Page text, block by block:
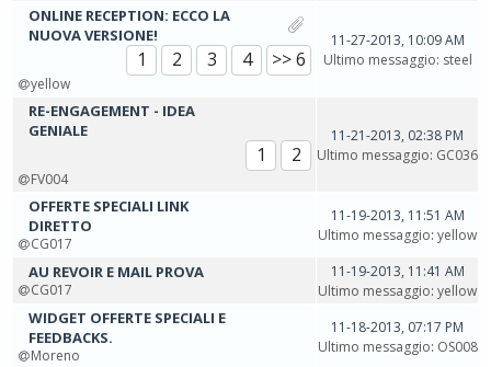
ONLINE RECEPTION: ECCO LA
NUOVA VERSIONE!
1 2 3 4 >> 6
yellow
11-27-2013, 10:09 AM
Ultimo messaggio: steel
RE-ENGAGEMENT - IDEA
GENIALE
1 2
FV004
11-21-2013, 02:38 PM
Ultimo messaggio: GC036
OFFERTE SPECIALI LINK
DIRETTO
CG017
11-19-2013, 11:51 AM
Ultimo messaggio: yellow
AU REVOIR E MAIL PROVA
CG017
11-19-2013, 11:41 AM
Ultimo messaggio: yellow
WIDGET OFFERTE SPECIALI E
FEEDBACKS.
Moreno
11-18-2013, 07:17 PM
Ultimo messaggio: OS008